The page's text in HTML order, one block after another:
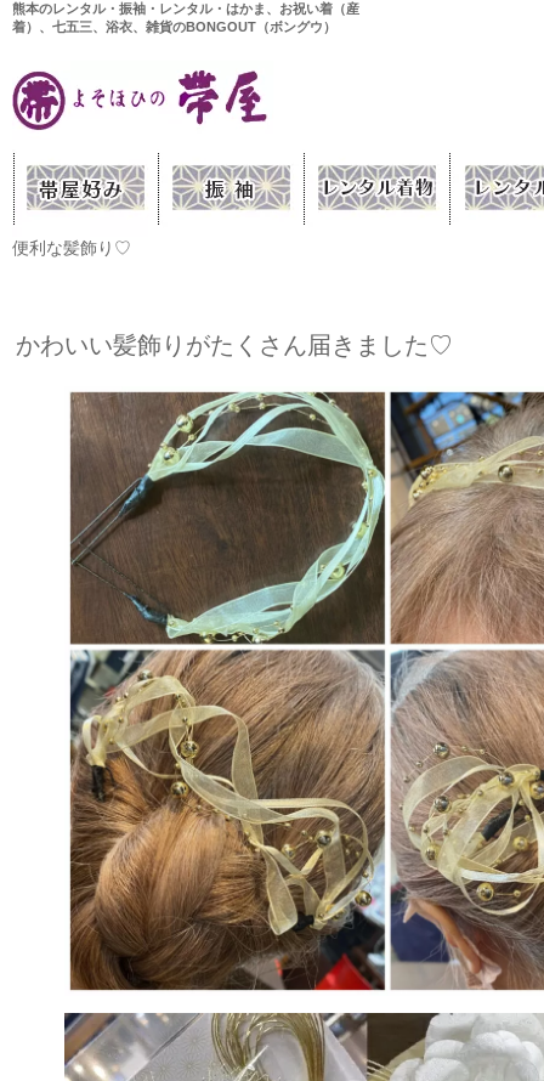
熊本のレンタル・振袖・レンタル・はかま、お祝い着（産
着）、七五三、浴衣、雑貨のBONGOUT（ボングウ）
便利な髪飾り♡
かわいい髪飾りがたくさん届きました♡